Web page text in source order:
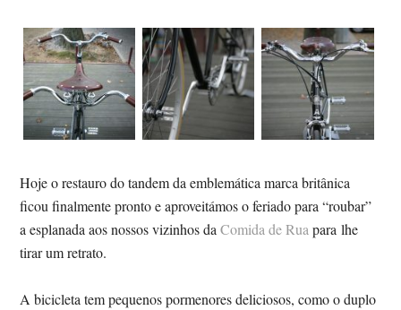
Hoje o restauro do tandem da emblemática marca britânica
ficou finalmente pronto e aproveitámos o feriado para “roubar”
a esplanada aos nossos vizinhos daComida de Rua para lhe
tirar um retrato.
A bicicleta tem pequenos pormenores deliciosos, como o duplo